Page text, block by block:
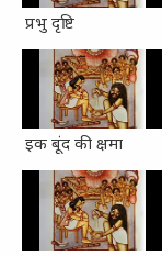
प्रभु दृष्टि
इक बूंद की क्षमा